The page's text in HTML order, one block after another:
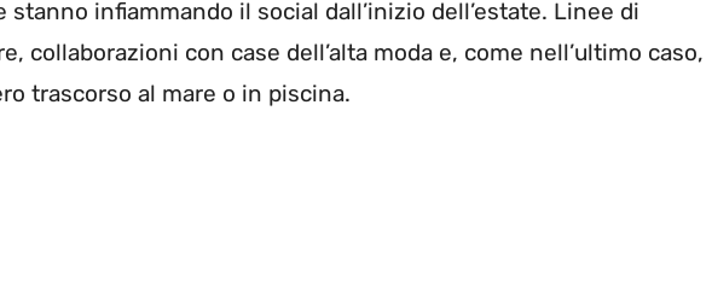
infiammando il social dall’inizio dell’estate. Linee di
collaborazioni con case dell’alta moda e, come nell’ultimo caso,
trascorso al mare o in piscina.